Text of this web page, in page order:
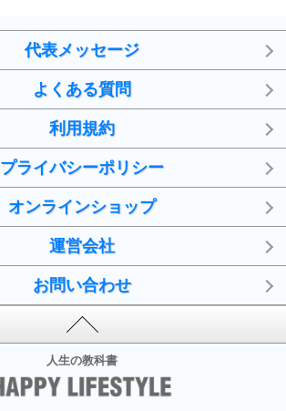
代表メッセージ
よくある質問
利用規約
プライバシーポリシー
オンラインショップ
運営会社
お問い合わせ
人生の教科書